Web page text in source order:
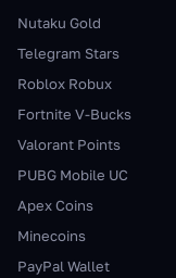
Nutaku Gold
Telegram Stars
Roblox Robux
Fortnite V-Bucks
Valorant Points
PUBG Mobile UC
Apex Coins
Minecoins
PayPal Wallet